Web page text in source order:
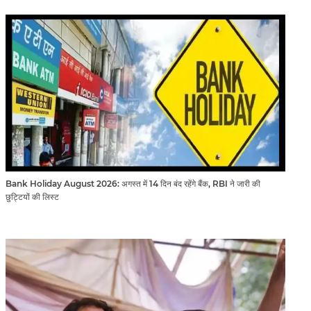
Bank Holiday August 2026: अगस्त में 14 दिन बंद रहेंगे बैंक, RBI ने जारी की
छुट्टियों की लिस्ट​​​​​​​